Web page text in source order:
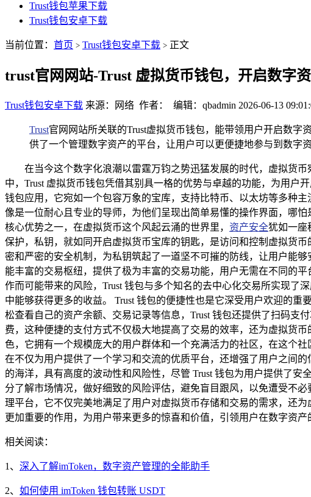
Trust钱包苹果下载
Trust钱包安卓下载
当前位置： 首页 > Trust钱包安卓下载 > 正文
trust官网网站-Trust 虚拟货币钱包，开启数字
Trust钱包安卓下载 来源：网络 作者： 编辑：qbadmin 2026-06-13
Trust官网网站所关联的Trust虚拟货币钱包，能带领用户开启数
供了一个管理数字资产的平台，让用户可以更便捷地参与到数字
在当今这个数字化浪潮以雷霆万钧之势迅猛发展的时代，虚拟货
中，Trust 虚拟货币钱包凭借其别具一格的优势与卓越的功能，为用户
钱包应用，它宛如一个包容万象的宝库，支持比特币、以太坊等多种
像是一位耐心且专业的导师，为他们呈现出简单易懂的操作界面，哪
核心优势之一，在虚拟货币这个风起云涌的世界里， 资产安全犹如一座
保护，私钥，就如同开启虚拟货币宝库的钥匙，是访问和控制虚拟货
密和严密的安全机制，为私钥筑起了一道坚不可摧的防线，让用户能
能丰富的交易枢纽，提供了极为丰富的交易功能，用户无需在不同的
作而可能带来的风险，Trust 钱包与多个知名的去中心化交易所实现了
中能够获得更多的收益。 Trust 钱包的便捷性也是它深受用户欢迎的
松查看自己的资产余额、交易记录等信息，Trust 钱包还提供了扫码支
费，这种便捷的支付方式不仅极大地提高了交易的效率，还为虚拟货
色，它拥有一个规模庞大的用户群体和一个充满活力的社区，在这个
在不仅为用户提供了一个学习和交流的优质平台，还增强了用户之间
的海洋，具有高度的波动性和风险性，尽管 Trust 钱包为用户提供了
分了解市场情况，做好细致的风险评估，避免盲目跟风，以免遭受不
理平台，它不仅完美地满足了用户对虚拟货币存储和交易的需求，还
更加重要的作用，为用户带来更多的惊喜和价值，引领用户在数字资产
相关阅读：
1、 深入了解imToken，数字资产管理的全能助手
2、 如何使用 imToken 钱包转账 USDT